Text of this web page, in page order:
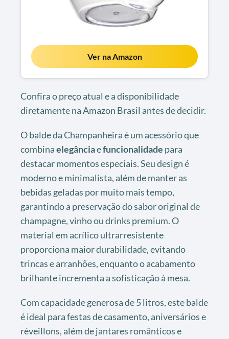
Ver na Amazon
Confira o preço atual e a disponibilidade
diretamente na Amazon Brasil antes de decidir.
O balde da Champanheira é um acessório que
combinaelegânciaefuncionalidade para
destacar momentos especiais. Seu design é
moderno e minimalista, além de manter as
bebidas geladas por muito mais tempo,
garantindo a preservação do sabor original de
champagne, vinho ou drinks premium. O
material em acrílico ultrarresistente
proporciona maior durabilidade, evitando
trincas e arranhões, enquanto o acabamento
brilhante incrementa a sofisticação à mesa.
Com capacidade generosa de 5 litros, este balde
é ideal para festas de casamento, aniversários e
réveillons, além de jantares românticos e